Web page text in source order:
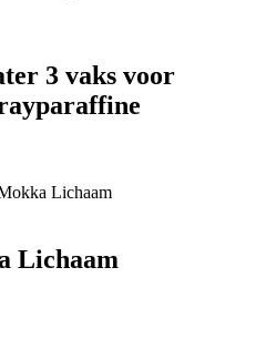
3 vaks voor
Lichaam